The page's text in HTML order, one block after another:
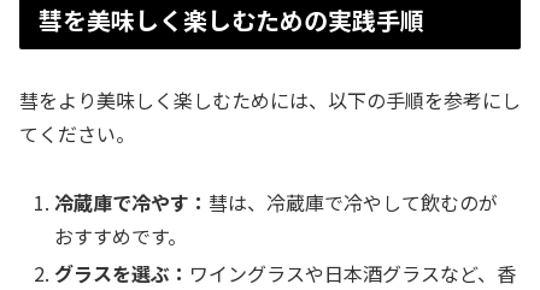
彗を美味しく楽しむための実践手順
彗をより美味しく楽しむためには、以下の手順を参考にし
てください。
冷蔵庫で冷やす： 彗は、冷蔵庫で冷やして飲むのが
おすすめです。
グラスを選ぶ： ワイングラスや日本酒グラスなど、香